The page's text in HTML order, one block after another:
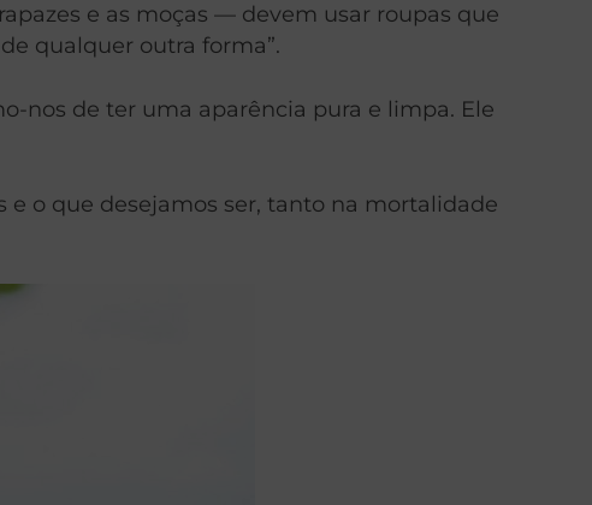
e as moças — devem usar roupas que
qualquer outra forma”.
nos de ter uma aparência pura e limpa. Ele
o que desejamos ser, tanto na mortalidade